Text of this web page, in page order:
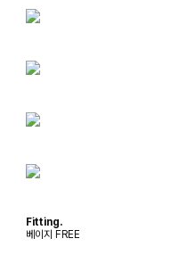
Fitting.
베이지 FREE